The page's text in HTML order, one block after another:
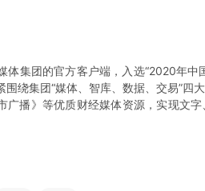
体集团的官方客户端，入选“2020年
绕集团“媒体、智库、数据、交易”四
广播》等优质财经媒体资源，实现文
读，助你掌握每个重大拐点；这里有